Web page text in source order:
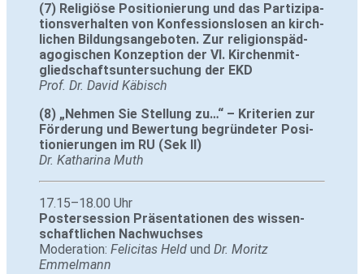
(7) Reli­giöse Posi­tio­nie­rung und das Par­ti­zi­pa­
ti­ons­ver­halten von Kon­fes­si­ons­losen an kirch­
li­chen Bil­dungs­an­ge­boten. Zur reli­gi­ons­päd­
ago­gi­schen Kon­zep­tion der VI. Kir­chen­mit­
glied­schafts­un­ter­su­chung der EKD
Prof. Dr. David Käbisch
(8) „Nehmen Sie Stel­lung zu…“ – Kri­te­rien zur
För­de­rung und Bewer­tung begrün­deter Posi­
tio­nie­rungen im RU (Sek II)
Dr. Katha­rina Muth
17.15–18.00 Uhr
Pos­ter­ses­sion Prä­sen­ta­tionen des wis­sen­
schaft­li­chen Nach­wuchses
Mode­ra­tion: Feli­citas Held und Dr. Moritz
Emmelmann